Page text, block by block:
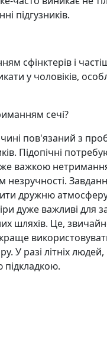
підгузників.
сфінктерів і
у чоловіків,
сечі?
пов'язаний з
Підопічні
важкою
незручності.
дружню
дуже важливі для
шляхів. Це,
У разі літніх
підкладкою.